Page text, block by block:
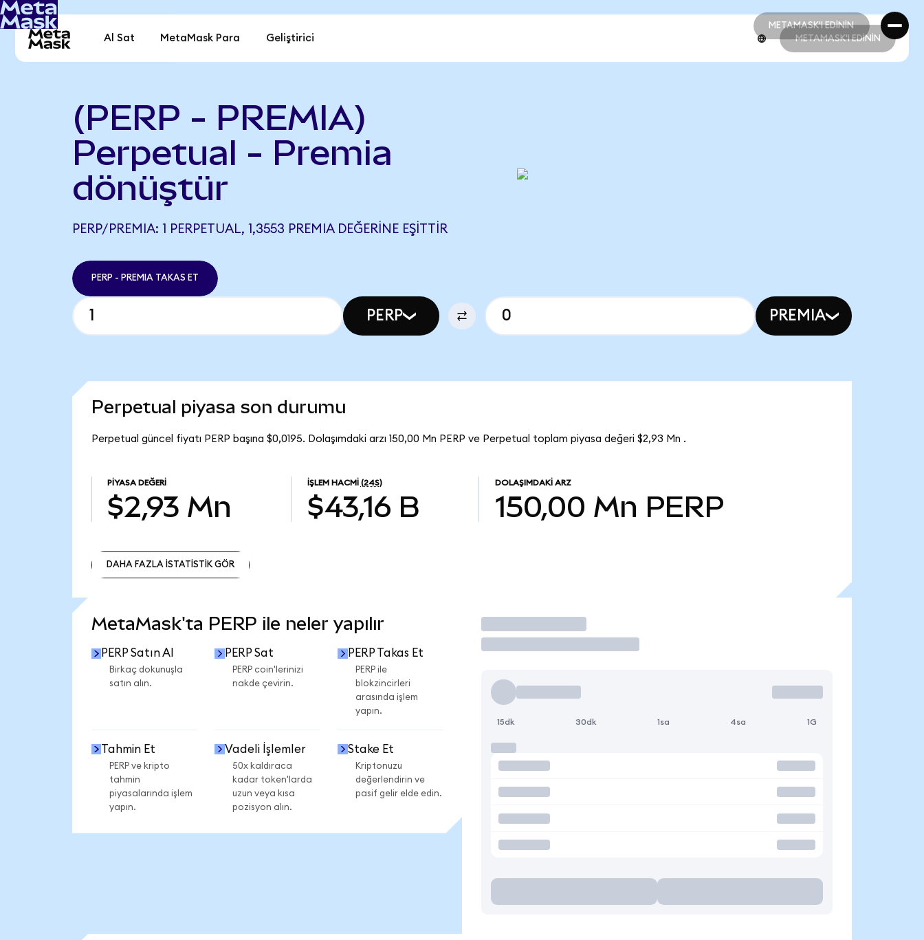
METAMASK'I EDİNİN
METAMASK'I EDİNİN
Al Sat MetaMask Para Geliştirici METAMASK'I EDİNİN
(PERP - PREMIA)
Perpetual - Premia
dönüştür
PERP/PREMIA: 1 PERPETUAL, 1,3553 PREMIA DEĞERINE EŞITTIR
PERP - PREMIA TAKAS ET
PERP PREMIA
Perpetual piyasa son durumu
Perpetual güncel fiyatı PERP başına $0,0195. Dolaşımdaki arzı 150,00 Mn PERP ve Perpetual toplam piyasa değeri $2,93 Mn .
PIYASA DEĞERI
$2,93 Mn
İŞLEM HACMI (24S)
$43,16 B
DOLAŞIMDAKI ARZ
150,00 Mn PERP
DAHA FAZLA İSTATİSTİK GÖR
MetaMask'ta PERP ile neler yapılır
PERP Satın Al
Birkaç dokunuşla
satın alın.
PERP Sat
PERP coin'lerinizi
nakde çevirin.
PERP Takas Et
PERP ile
blokzincirleri
arasında işlem
yapın.
Tahmin Et
PERP ve kripto
tahmin
piyasalarında işlem
yapın.
Vadeli İşlemler
50x kaldıraca
kadar token'larda
uzun veya kısa
pozisyon alın.
Stake Et
Kriptonuzu
değerlendirin ve
pasif gelir elde edin.
İşlem Yap
15dk 30dk 1sa 4sa 1G